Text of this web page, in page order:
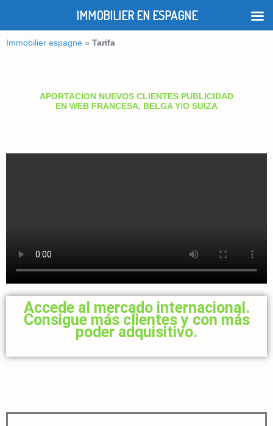
Immobilier espagne » Tarifa
APORTACION NUEVOS CLIENTES PUBLICIDAD
EN WEB FRANCESA, BELGA Y/O SUIZA
Accede al mercado internacional.
Consigue más clientes y con más
poder adquisitivo.​
IMMOBILIER EN ESPAGNE